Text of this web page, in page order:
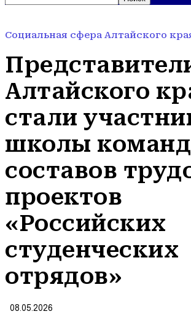
Социальная сфера Алтайского
Алтайского
стали
школы
составов
проектов
«Российских
студенческих
отрядов»
08.05.2026